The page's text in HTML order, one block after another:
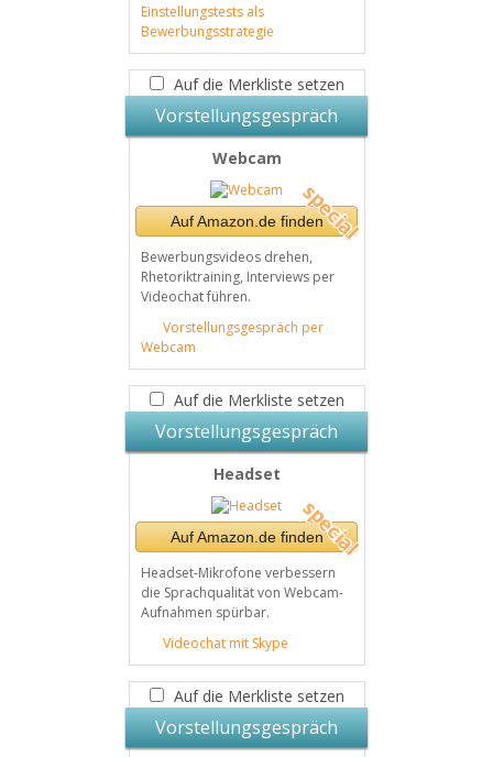
Einstellungstests als
Bewerbungsstrategie
Auf die Merkliste setzen
Vorstellungsgespräch
Webcam
Auf Amazon.de finden
Bewerbungsvideos drehen,
Rhetoriktraining, Interviews per
Videochat führen.
Vorstellungsgespräch per
Webcam
Auf die Merkliste setzen
Vorstellungsgespräch
Headset
Auf Amazon.de finden
Headset-Mikrofone verbessern
die Sprachqualität von Webcam-
Aufnahmen spürbar.
Videochat mit Skype
Auf die Merkliste setzen
Vorstellungsgespräch